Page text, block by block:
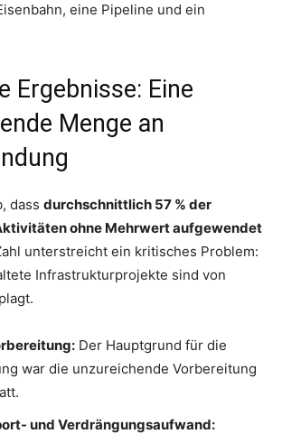
eine Pipeline und ein
Ergebnisse: Eine
Menge an
dass durchschnittlich 57 % der
ohne Mehrwert aufgewendet
unterstreicht ein kritisches Problem:
Infrastrukturprojekte sind von
Der Hauptgrund für die
war die unzureichende Vorbereitung
und Verdrängungsaufwand: